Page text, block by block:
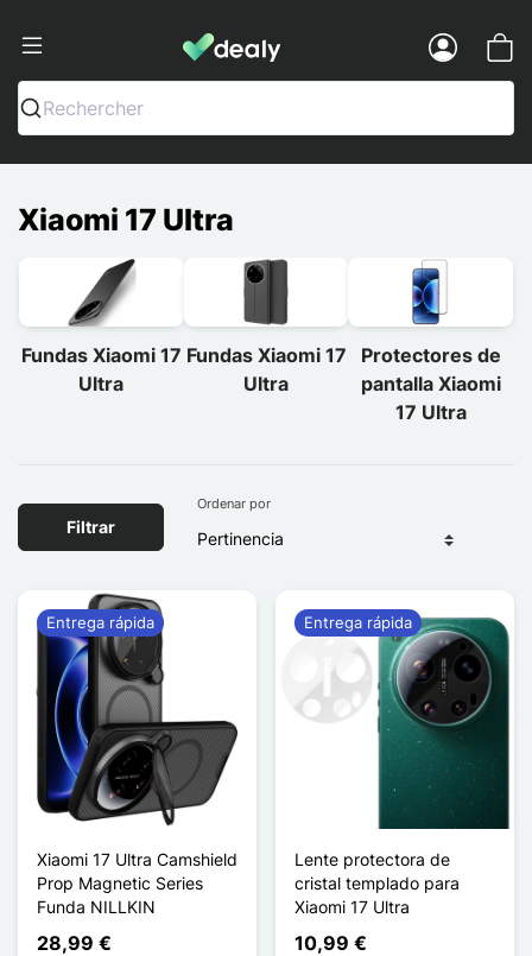
Dealy - Fundas y accesorios para
Rechercher
Xiaomi 17 Ultra
Fundas Xiaomi 17
Ultra
Fundas Xiaomi 17
Ultra
Protectores de
pantalla Xiaomi
17 Ultra
Filtrar
Ordenar por
Xiaomi 17 Ultra Camshield
Prop Magnetic Series
Funda NILLKIN
28,99 €
Entrega rápida
Lente protectora de
cristal templado para
Xiaomi 17 Ultra
10,99 €
Entrega rápida